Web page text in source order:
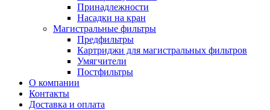
Принадлежности
Насадки на кран
Магистральные фильтры
Предфильтры
Картриджи для магистральных фильтров
Умягчители
Постфильтры
О компании
Контакты
Доставка и оплата